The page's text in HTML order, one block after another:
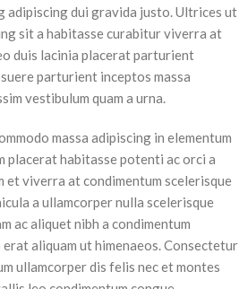
adipiscing dui gravida justo. Ultrices ut
sit a habitasse curabitur viverra at
duis lacinia placerat parturient
parturient inceptos massa
vestibulum quam a urna.
massa adipiscing in elementum
placerat habitasse potenti ac orci a
et viverra at condimentum scelerisque
a ullamcorper nulla scelerisque
ac aliquet nibh a condimentum
aliquam ut himenaeos. Consectetur
ullamcorper dis felis nec et montes